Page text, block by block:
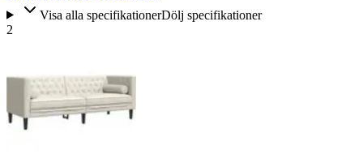
Visa alla specifikationerDölj specifikationer
2